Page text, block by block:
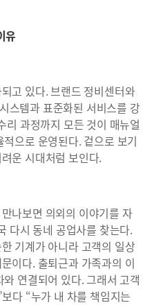
유
고 있다. 브랜드 정비센터와
스템과 표준화된 서비스를 강
리 과정까지 모든 것이 매뉴얼
으로 운영된다. 겉으로 보기
운 시대처럼 보인다.
나보면 의외의 이야기를 자
다시 동네 공업사를 찾는다.
기계가 아니라 고객의 일상
이다. 출퇴근과 가족과의 이
연결되어 있다. 그래서 고객
다 “누가 내 차를 책임지는